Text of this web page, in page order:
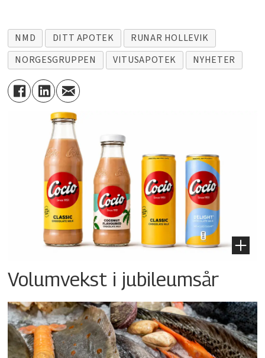
NMD DITT APOTEK
RUNAR HOLLEVIK
NORGESGRUPPEN
VITUSAPOTEK NYHETER
Volumvekst i jubileumsår